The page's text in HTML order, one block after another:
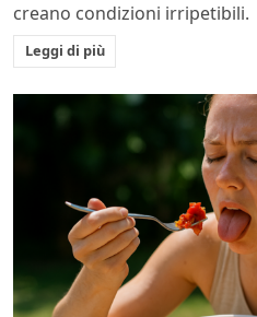
creano condizioni irripetibili.
Leggi di più